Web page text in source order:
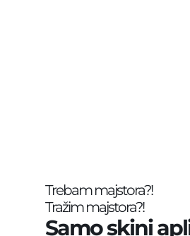
Trebam majstora?!
Tražim majstora?!
Samo skini